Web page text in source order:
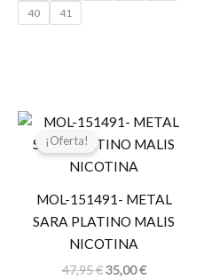
40
41
¡Oferta!
MOL-151491- METAL
SARA PLATINO MALIS
NICOTINA
47,95€
El
original
era:
35,00€
El
actual